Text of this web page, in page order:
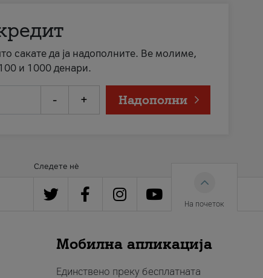
сакате да ја надополните. Ве молиме,
и 1000 денари.
- + Надополни
Следете нè
На почеток
Мобилна апликација
Единствено преку бесплатната